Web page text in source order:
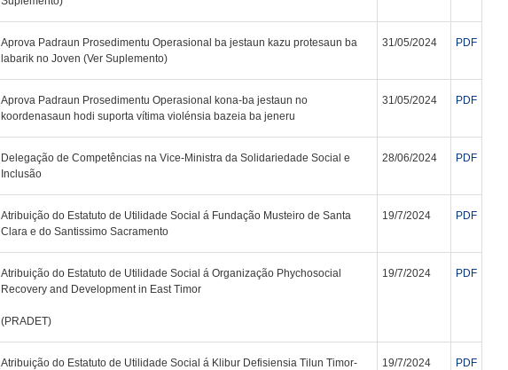
Aprova Padraun Prosedimentu Operasional ba jestaun kazu protesaun ba
labarik no Joven (Ver Suplemento)
31/05/2024 PDF
Aprova Padraun Prosedimentu Operasional kona-ba jestaun no
koordenasaun hodi suporta vítima violénsia bazeia ba jeneru
31/05/2024 PDF
Delegação de Competências na Vice-Ministra da Solidariedade Social e
Inclusão
28/06/2024 PDF
Atribuição do Estatuto de Utilidade Social á Fundação Musteiro de Santa
Clara e do Santissimo Sacramento
19/7/2024 PDF
Atribuição do Estatuto de Utilidade Social á Organização Phychosocial
Recovery and Development in East Timor
(PRADET)
19/7/2024 PDF
Atribuição do Estatuto de Utilidade Social á Klibur Defisiensia Tilun Timor-
19/7/2024 PDF